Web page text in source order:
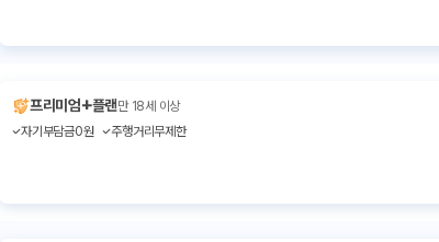
프리미엄+플랜만 18세 이상
자기부담금0원
주행거리무제한